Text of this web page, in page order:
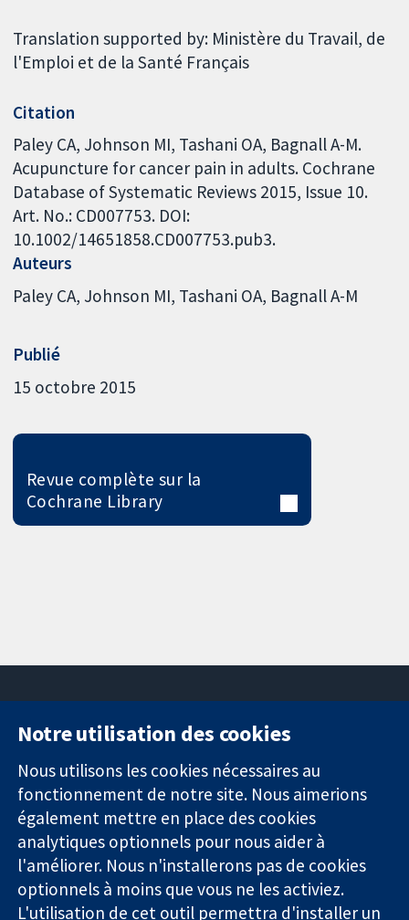
Translation supported by: Ministère du Travail, de
l'Emploi et de la Santé Français
Citation
Paley CA, Johnson MI, Tashani OA, Bagnall A-M.
Acupuncture for cancer pain in adults. Cochrane
Database of Systematic Reviews 2015, Issue 10.
Art. No.: CD007753. DOI:
10.1002/14651858.CD007753.pub3.
Auteurs
Paley CA Johnson MI Tashani OA Bagnall A-M
Publié
15 octobre 2015
Revue complète sur la
Cochrane Library
Des données
probantes.
Des décisions
éclairées.
Une meilleure
santé.
11-13 Cavendish
Square
Londres
W1G0AN
Royaume-Uni
nous
Actualités
Service de
presse
Qui sommes-
nous
Offres
d'emploi
Notre utilisation des cookies
Nous utilisons les cookies nécessaires au
fonctionnement de notre site. Nous aimerions
également mettre en place des cookies
analytiques optionnels pour nous aider à
l'améliorer. Nous n'installerons pas de cookies
optionnels à moins que vous ne les activiez.
L'utilisation de cet outil permettra d'installer un